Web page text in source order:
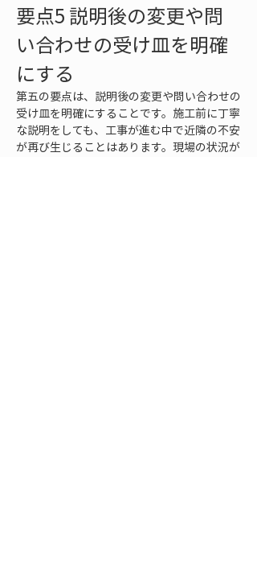
要点5 説明後の変更や問
い合わせの受け皿を明確
にする
第五の要点は、説明後の変更や問い合わせの
受け皿を明確にすることです。施工前に丁寧
な説明をしても、工事が進む中で近隣の不安
が再び生じることはあります。現場の状況が